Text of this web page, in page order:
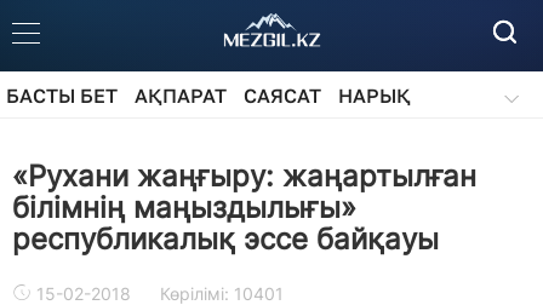
БАСТЫ БЕТ АҚПАРАТ САЯСАТ
НАРЫҚ
«Рухани жаңғыру: жаңартылған
білімнің маңыздылығы»
республикалық эссе байқауы
15-02-2018 Көрілімі: 10401